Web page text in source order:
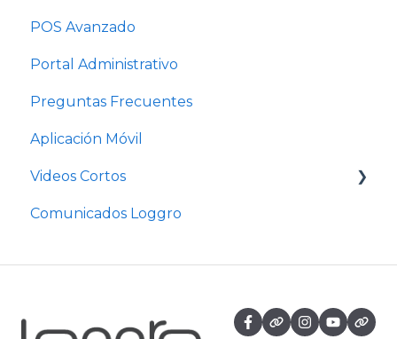
POS Avanzado
Portal Administrativo
Preguntas Frecuentes
Aplicación Móvil
Videos Cortos
Videos Cortos Pymes
Comunicados Loggro